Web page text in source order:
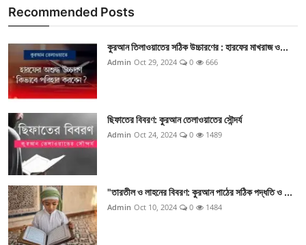
Recommended Posts
কুরআন তিলাওয়াতের সঠিক উচ্চারণের : হারফের মাখরাজ ও...
Admin Oct 29, 2024 0 666
ছিফাতের বিবরণ: কুরআন তেলাওয়াতের সৌন্দর্য
Admin Oct 24, 2024 0 1489
"তারতীল ও লাহনের বিবরণ: কুরআন পাঠের সঠিক পদ্ধতি ও ...
Admin Oct 10, 2024 0 1484